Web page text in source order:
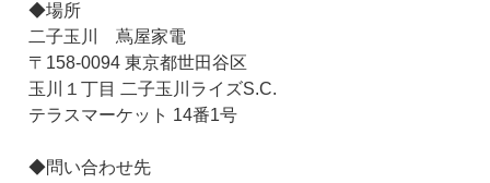
◆場所
二子玉川 蔦屋家電
〒158-0094 東京都世田谷区
玉川１丁目 二子玉川ライズS.C.
テラスマーケット 14番1号
◆問い合わせ先